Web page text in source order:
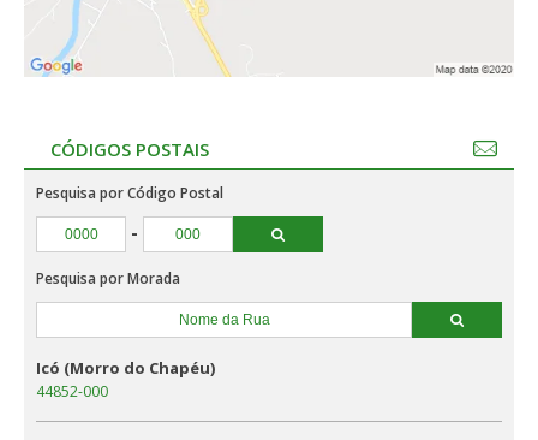
CÓDIGOS POSTAIS
Pesquisa por Código Postal
-
Pesquisa por Morada
Icó (Morro do Chapéu)
44852-000